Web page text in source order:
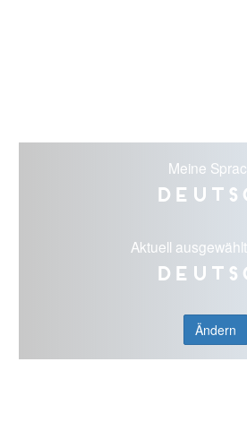
Meine
Aktuell
Ändern